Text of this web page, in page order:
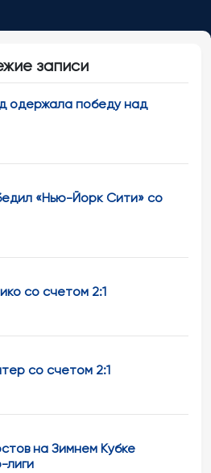
записи
одержала победу над
«Нью-Йорк Сити» со
со счетом 2:1
со счетом 2:1
на Зимнем Кубке
лиги